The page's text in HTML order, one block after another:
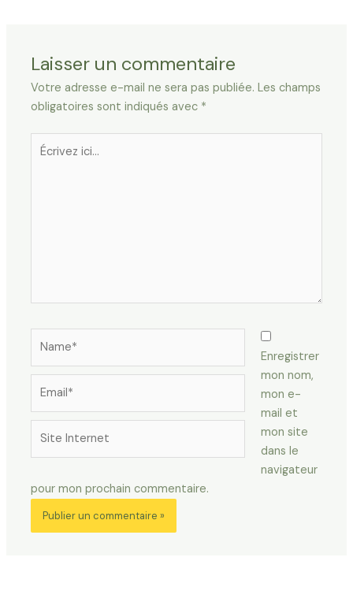
Laisser un commentaire
Votre adresse e-mail ne sera pas publiée. Les champs
obligatoires sont indiqués avec *
Écrivez
Internet
Enregistrer
mon nom,
mon e-
mail et
mon site
dans le
navigateur
pour mon prochain commentaire.